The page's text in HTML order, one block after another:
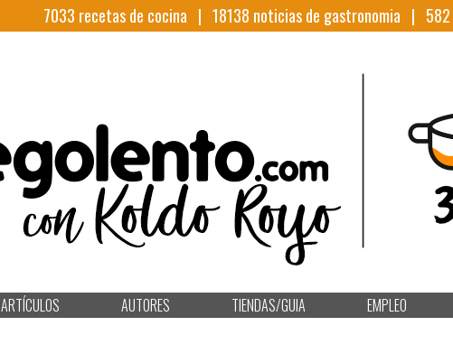
7033 recetas de cocina | 18138 noticias de gastronomia | 582
ARTÍCULOS AUTORES TIENDAS/GUIA EMPLEO